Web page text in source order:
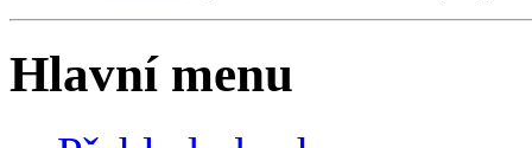
Hlavní menu